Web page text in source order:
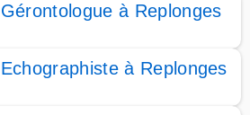
à Replonges
à Replonges